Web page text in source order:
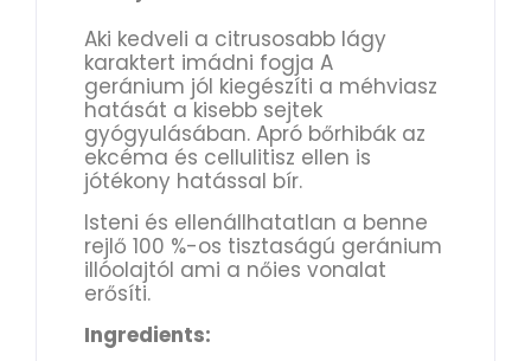
Aki kedveli a citrusosabb lágy
karaktert imádni fogja A
geránium jól kiegészíti a méhviasz
hatását a kisebb sejtek
gyógyulásában. Apró bőrhibák az
ekcéma és cellulitisz ellen is
jótékony hatással bír.
Isteni és ellenállhatatlan a benne
rejlő 100 %-os tisztaságú geránium
illóolajtól ami a nőies vonalat
erősíti.
Ingredients: